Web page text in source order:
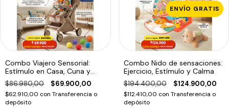
Combo Viajero Sensorial:
Estímulo en Casa, Cuna y
Paseo
$86.980,00 $69.900,00
$62.910,00 con Transferencia o
depósito
ENVÍO GRATIS
Combo Nido de sensaciones:
Ejercicio, Estímulo y Calma
$194.400,00 $124.900,00
$112.410,00 con Transferencia o
depósito